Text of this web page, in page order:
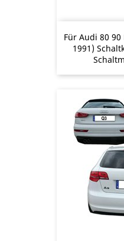
Für Audi 80 90
1991)